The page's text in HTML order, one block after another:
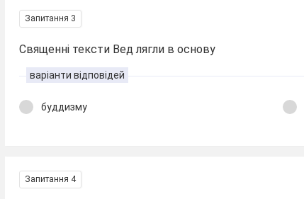
Запитання 3
Священні тексти Вед лягли в основу
варіанти відповідей
буддизму
Запитання 4